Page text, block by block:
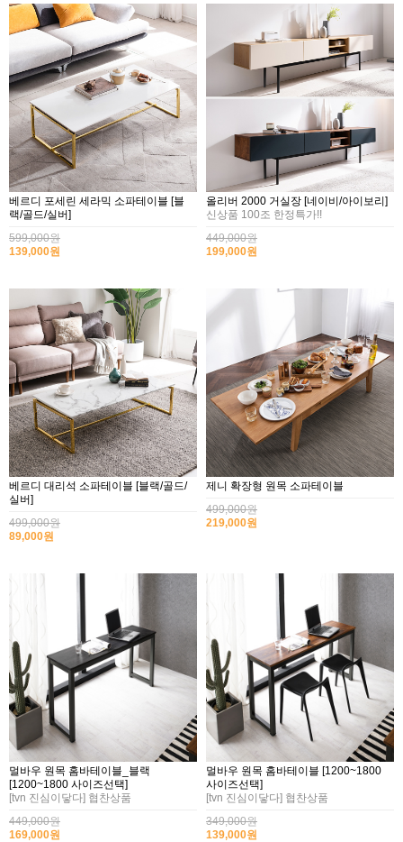
베르디 포세린 세라믹 소파테이블 [블
랙/골드/실버]
599,000원
139,000원
올리버 2000 거실장 [네이비/아이보리]
신상품 100조 한정특가!!
449,000원
199,000원
베르디 대리석 소파테이블 [블랙/골드/
실버]
499,000원
89,000원
제니 확장형 원목 소파테이블
499,000원
219,000원
멀바우 원목 홈바테이블_블랙
[1200~1800 사이즈선택]
[tvn 진심이닿다] 협찬상품
449,000원
169,000원
멀바우 원목 홈바테이블 [1200~1800
사이즈선택]
[tvn 진심이닿다] 협찬상품
349,000원
139,000원